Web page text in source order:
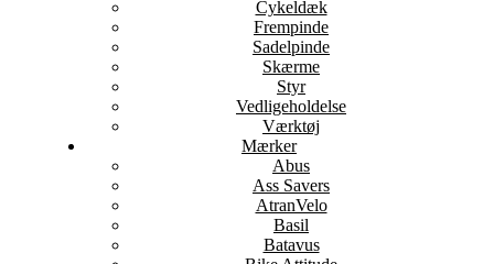
Cykeldæk
Frempinde
Sadelpinde
Skærme
Styr
Vedligeholdelse
Værktøj
Mærker
Abus
Ass Savers
AtranVelo
Basil
Batavus